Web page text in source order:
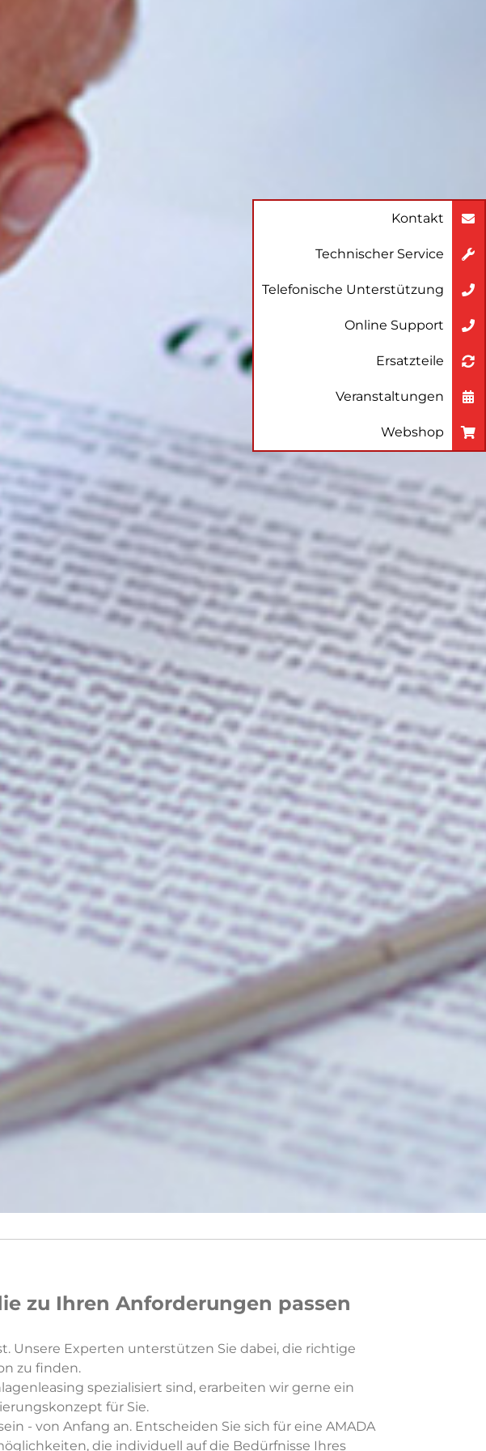
zu Ihren Anforderungen passen
Unsere Experten unterstützen Sie dabei, die richtige
zu finden.
spezialisiert sind, erarbeiten wir gerne ein
für Sie.
- von Anfang an. Entscheiden Sie sich für eine AMADA
die individuell auf die Bedürfnisse Ihres
Kontakt
Technischer Service
Telefonische Unterstützung
Online Support
Ersatzteile
Veranstaltungen
Webshop